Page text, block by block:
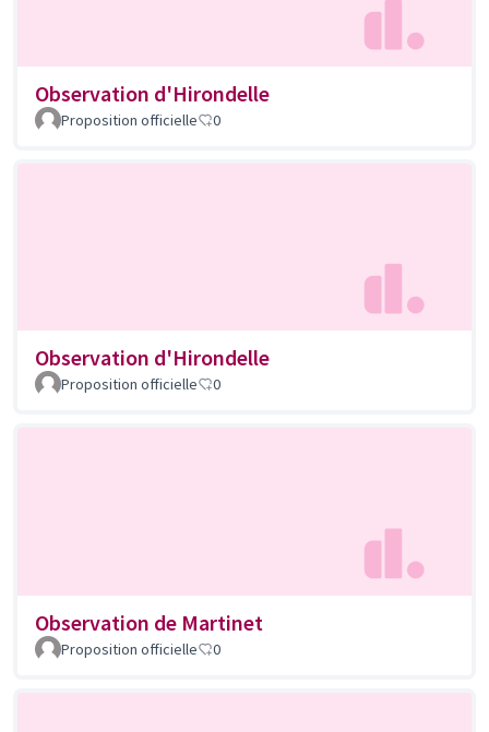
Observation d'Hirondelle
Proposition officielle 0
Observation d'Hirondelle
Proposition officielle 0
Observation de Martinet
Proposition officielle 0